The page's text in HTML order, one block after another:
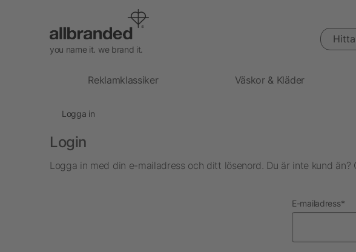
you name it. we brand it.
Hitta
Reklamklassiker Väskor & Kläder
Logga in
Login
Logga in med din e-mailadress och ditt lösenord. Du är inte kund än?
E-mailadress*